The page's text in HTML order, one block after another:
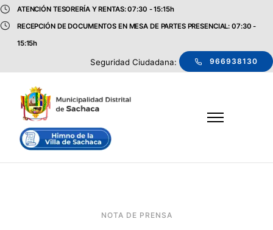
ATENCIÓN TESORERÍA Y RENTAS: 07:30 - 15:15h
RECEPCIÓN DE DOCUMENTOS EN MESA DE PARTES PRESENCIAL: 07:30 -
15:15h
Seguridad Ciudadana: 966938130
NOTA DE PRENSA